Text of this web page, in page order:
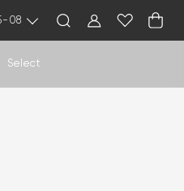
08
Select